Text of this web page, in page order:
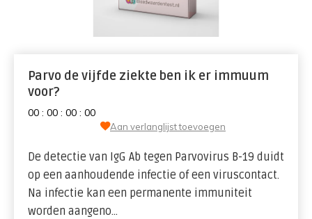
Parvo de vijfde ziekte ben ik er immuum
voor?
00 : 00 : 00 : 00
Aan verlanglijst toevoegen
De detectie van IgG Ab tegen Parvovirus B-19 duidt
op een aanhoudende infectie of een viruscontact.
Na infectie kan een permanente immuniteit
worden aangeno...